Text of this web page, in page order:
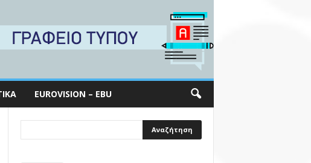
EUROVISION – EBU